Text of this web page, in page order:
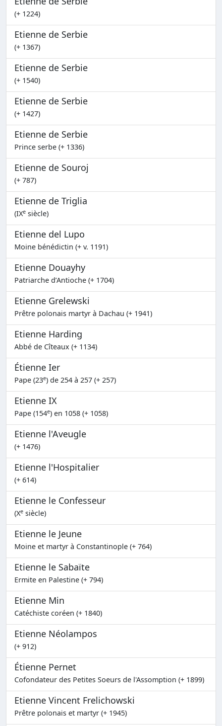
(+ 1224)
Etienne de Serbie
(+ 1367)
Etienne de Serbie
(+ 1540)
Etienne de Serbie
(+ 1427)
Etienne de Serbie
Prince serbe (+ 1336)
Etienne de Souroj
(+ 787)
Etienne de Triglia
(IXe siècle)
Etienne del Lupo
Moine bénédictin (+ v. 1191)
Etienne Douayhy
Patriarche d’Antioche (+ 1704)
Etienne Grelewski
Prêtre polonais martyr à Dachau (+ 1941)
Etienne Harding
Abbé de Cîteaux (+ 1134)
Étienne Ier
Pape (23e) de 254 à 257 (+ 257)
Etienne IX
Pape (154e) en 1058 (+ 1058)
Etienne l'Aveugle
(+ 1476)
Etienne l'Hospitalier
(+ 614)
Etienne le Confesseur
(Xe siècle)
Etienne le Jeune
Moine et martyr à Constantinople (+ 764)
Etienne le Sabaïte
Ermite en Palestine (+ 794)
Etienne Min
Catéchiste coréen (+ 1840)
Etienne Néolampos
(+ 912)
Étienne Pernet
Cofondateur des Petites Soeurs de l'Assomption (+ 1899)
Etienne Vincent Frelichowski
Prêtre polonais et martyr (+ 1945)